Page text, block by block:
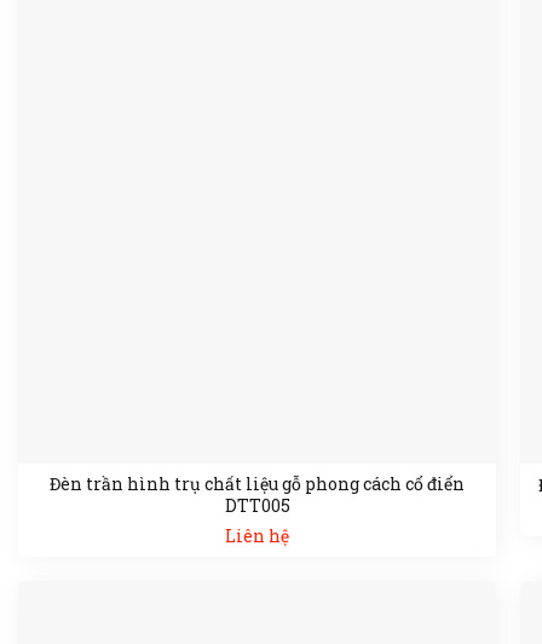
Đèn trần hình trụ chất liệu gỗ phong cách cổ điển
DTT005
Liên hệ